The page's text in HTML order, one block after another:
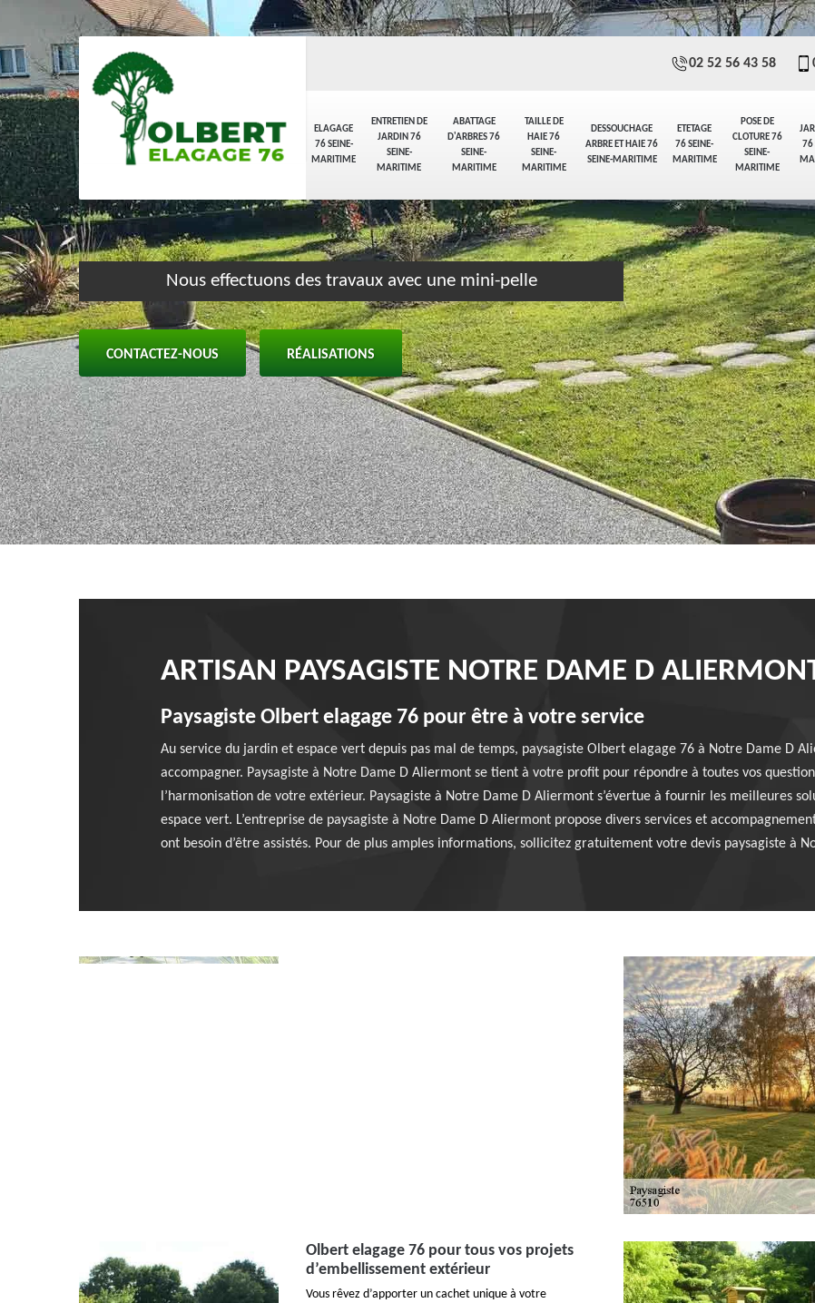
ELAGAGE
76 SEINE-
MARITIME
ENTRETIEN DE
JARDIN 76
SEINE-
MARITIME
ABATTAGE
D'ARBRES 76
SEINE-
MARITIME
TAILLE DE
HAIE 76
SEINE-
MARITIME
DESSOUCHAGE
ARBRE ET HAIE 76
SEINE-MARITIME
ETETAGE
76 SEINE-
MARITIME
POSE DE
CLOTURE 76
SEINE-
MARITIME
76
02 52 56 43 58
Nous effectuons des travaux avec une mini-pelle
CONTACTEZ-NOUS RÉALISATIONS
ARTISAN PAYSAGISTE NOTRE DAME D
Paysagiste Olbert elagage 76 pour être à votre service
Au service du jardin et espace vert depuis pas mal de temps, paysagiste Olbert elagage 76 à Notre Dame D
accompagner. Paysagiste à Notre Dame D Aliermont se tient à votre profit pour répondre à toutes vos
l’harmonisation de votre extérieur. Paysagiste à Notre Dame D Aliermont s’évertue à fournir les meilleures
espace vert. L’entreprise de paysagiste à Notre Dame D Aliermont propose divers services et
ont besoin d’être assistés. Pour de plus amples informations, sollicitez gratuitement votre devis paysagiste à
Olbert elagage 76 pour tous vos projets
d’embellissement extérieur
Vous rêvez d’apporter un cachet unique à votre